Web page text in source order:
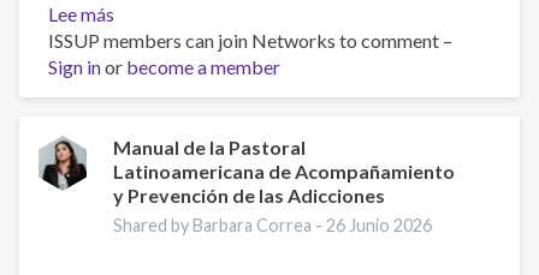
Lee más
Youth
Narratives
Concerning
Trafficking
in
Sinaloa:
Joining,
ISSUP members can join Networks to comment –
Sign inor become a member
Manual de la Pastoral
Latinoamericana de Acompañamiento
y Prevención de las Adicciones
Shared by Barbara Correa -26 Junio 2026